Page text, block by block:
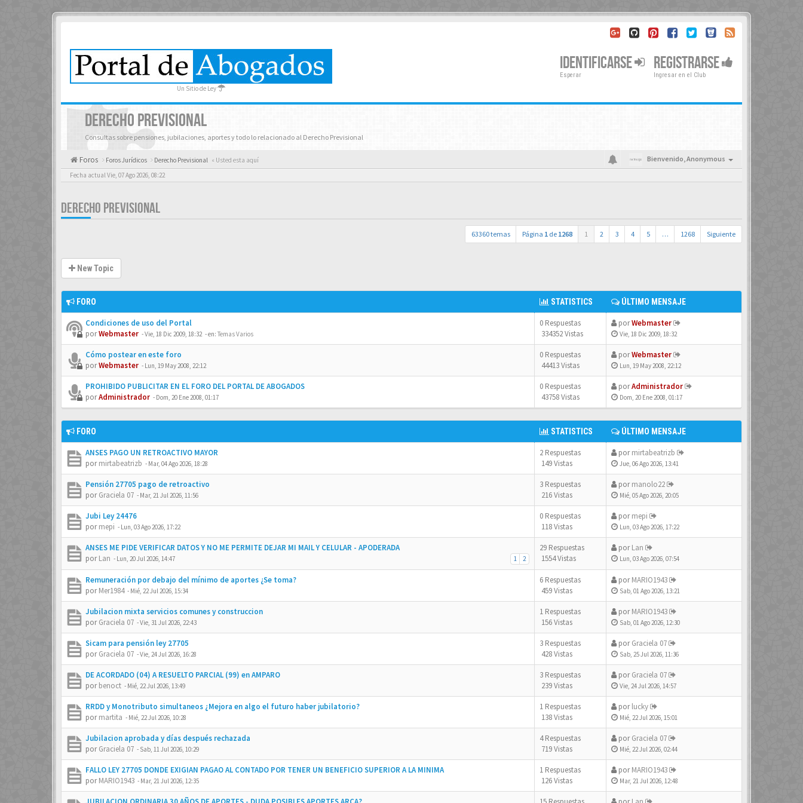
Un Sitio de Ley
IDENTIFICARSE
Esperar
REGISTRARSE
Ingresar en el Club
DERECHO PREVISIONAL
Consultas sobre pensiones, jubilaciones, aportes y todo lo relacionado al Derecho Previsional
Foros Foros Jurídicos Derecho Previsional « Usted esta aquí Bienvenido,Anonymous
Fecha actual Vie, 07 Ago 2026, 08:22
DERECHO PREVISIONAL
63360 temas Página 1 de 1268 1 2 3 4 5 … 1268 Siguiente
New Topic
FORO STATISTICS ÚLTIMO MENSAJE
Condiciones de uso del Portal
porWebmaster -Vie, 18 Dic 2009, 18:32 - en: Temas Varios
0 Respuestas
334352 Vistas
porWebmaster
Vie, 18 Dic 2009, 18:32
Cómo postear en este foro
porWebmaster - Lun, 19 May 2008, 22:12
0 Respuestas
44413 Vistas
porWebmaster
Lun, 19 May 2008, 22:12
PROHIBIDO PUBLICITAR EN EL FORO DEL PORTAL DE ABOGADOS
porAdministrador - Dom, 20 Ene 2008, 01:17
0 Respuestas
43758 Vistas
porAdministrador
Dom, 20 Ene 2008, 01:17
FORO STATISTICS ÚLTIMO MENSAJE
ANSES PAGO UN RETROACTIVO MAYOR
pormirtabeatrizb - Mar, 04 Ago 2026, 18:28
2 Respuestas
149 Vistas
pormirtabeatrizb
Jue, 06 Ago 2026, 13:41
Pensión 27705 pago de retroactivo
porGraciela 07 - Mar, 21 Jul 2026, 11:56
3 Respuestas
216 Vistas
pormanolo22
Mié, 05 Ago 2026, 20:05
Jubi Ley 24476
pormepi - Lun, 03 Ago 2026, 17:22
0 Respuestas
118 Vistas
pormepi
Lun, 03 Ago 2026, 17:22
ANSES ME PIDE VERIFICAR DATOS Y NO ME PERMITE DEJAR MI MAIL Y CELULAR - APODERADA
1 2
porLan - Lun, 20 Jul 2026, 14:47
29 Respuestas
1554 Vistas
porLan
Lun, 03 Ago 2026, 07:54
Remuneración por debajo del mínimo de aportes ¿Se toma?
porMer1984 - Mié, 22 Jul 2026, 15:34
6 Respuestas
459 Vistas
porMARIO1943
Sab, 01 Ago 2026, 13:21
Jubilacion mixta servicios comunes y construccion
porGraciela 07 -Vie, 31 Jul 2026, 22:43
1 Respuestas
156 Vistas
porMARIO1943
Sab, 01 Ago 2026, 12:30
Sicam para pensión ley 27705
porGraciela 07 -Vie, 24 Jul 2026, 16:28
3 Respuestas
428 Vistas
porGraciela 07
Sab, 25 Jul 2026, 11:36
DE ACORDADO (04) A RESUELTO PARCIAL (99) en AMPARO
porbenoct - Mié, 22 Jul 2026, 13:49
3 Respuestas
239 Vistas
porGraciela 07
Vie, 24 Jul 2026, 14:57
RRDD y Monotributo simultaneos ¿Mejora en algo el futuro haber jubilatorio?
pormartita - Mié, 22 Jul 2026, 10:28
1 Respuestas
138 Vistas
porlucky
Mié, 22 Jul 2026, 15:01
Jubilacion aprobada y días después rechazada
porGraciela 07 - Sab, 11 Jul 2026, 10:29
4 Respuestas
719 Vistas
porGraciela 07
Mié, 22 Jul 2026, 02:44
FALLO LEY 27705 DONDE EXIGIAN PAGAO AL CONTADO POR TENER UN BENEFICIO SUPERIOR A LA MINIMA
porMARIO1943 - Mar, 21 Jul 2026, 12:35
1 Respuestas
126 Vistas
porMARIO1943
Mar, 21 Jul 2026, 12:48